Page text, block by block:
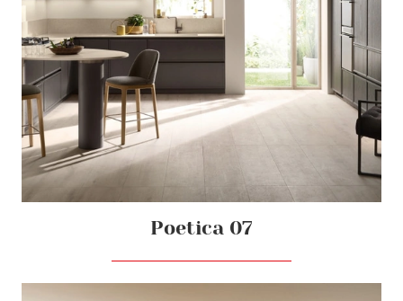
Poetica 07